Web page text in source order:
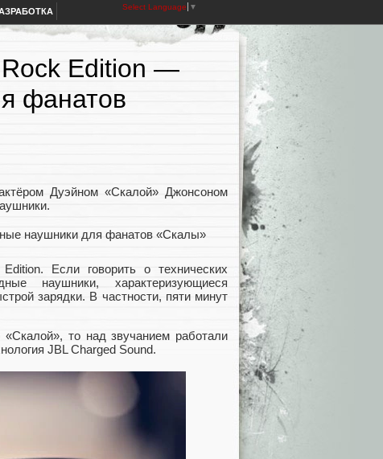
Select Language ▼
Edition —
фанатов
Дуэйном «Скалой» Джонсоном
Если говорить о технических
наушники, характеризующиеся
зарядки. В частности, пяти минут
то над звучанием работали
JBL Charged Sound.